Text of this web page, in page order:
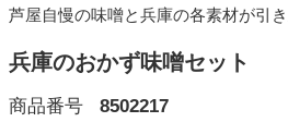
芦屋自慢の味噌と兵庫の各素材が引
兵庫のおかず味噌セット
商品番号 8502217